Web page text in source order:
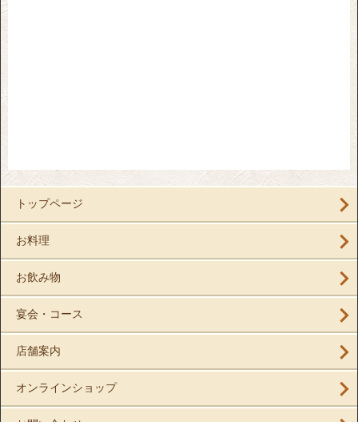
トップページ
お料理
お飲み物
宴会・コース
店舗案内
オンラインショップ